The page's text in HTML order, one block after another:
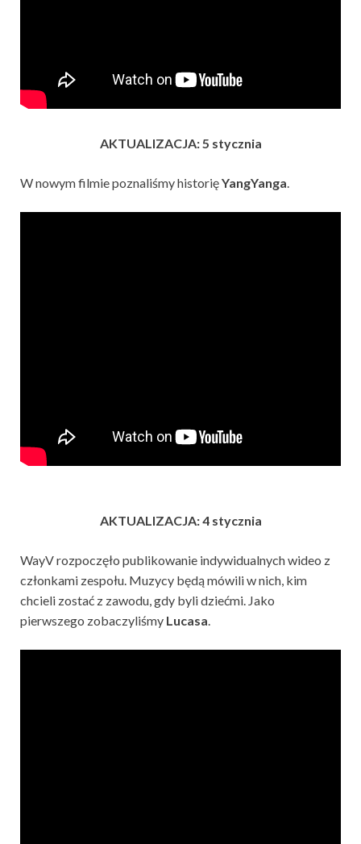
AKTUALIZACJA: 5 stycznia
W nowym filmie poznaliśmy historięYangYanga.
AKTUALIZACJA: 4 stycznia
WayV rozpoczęło publikowanie indywidualnych wideo z
członkami zespołu. Muzycy będą mówili w nich, kim
chcieli zostać z zawodu, gdy byli dziećmi. Jako
pierwszego zobaczyliśmy Lucasa.